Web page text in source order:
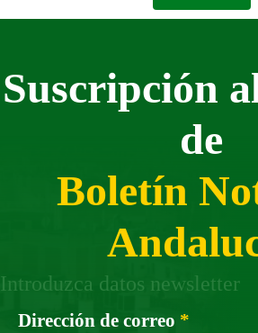
Suscripción
de
Boletín
Introduzca datos newsletter
Dirección de correo *